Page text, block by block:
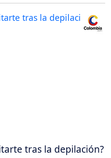
tras la depilación?